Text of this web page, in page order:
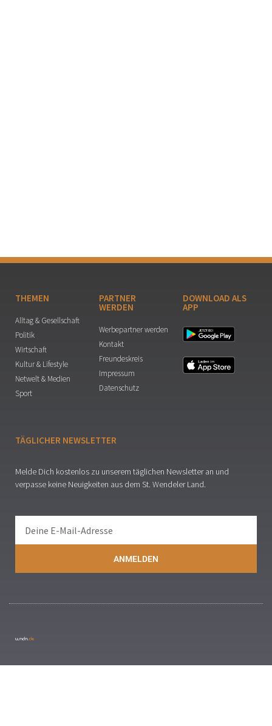
THEMEN
Alltag & Gesellschaft
Politik
Wirtschaft
Kultur & Lifestyle
Netwelt & Medien
Sport
PARTNER
WERDEN
Werbepartner werden
Kontakt
Freundeskreis
Impressum
Datenschutz
DOWNLOAD ALS
APP
TÄGLICHER NEWSLETTER
Melde Dich kostenlos zu unserem täglichen Newsletter an und
verpasse keine Neuigkeiten aus dem St. Wendeler Land.
ANMELDEN